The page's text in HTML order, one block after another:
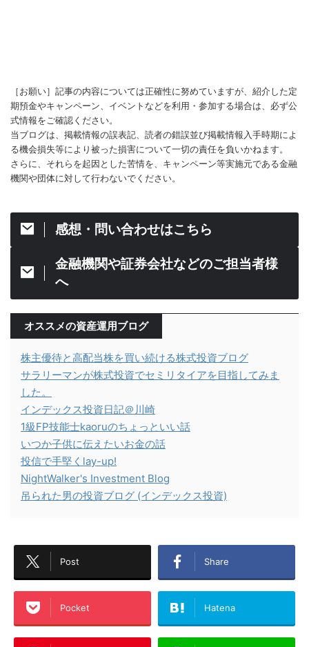
［お願い］記事の内容については正確性に努めていますが、紹介した定
期預金やキャンペーン、イベントなどを利用・参加する場合は、必ず公
式情報をご確認ください。
当ブログは、掲載情報の誤表記、読者の錯誤並び掲載情報入手時期によ
る機会損失等により被った損害について一切の責任を負いかねます。
さらに、それらを起因とした苦情を、キャンペーン等実施元である金融
機関や団体に対して行わないでください。
感想・問い合わせはこちら
金融機関や証券会社などのご担当者様
へ
オススメの資産運用ブログ
株主優待と高配当株を買い続ける株式投資ブログ
サラリーマンが株式投資でセミリタイアを目指してみま
した。
インデックス投資日記＠川崎
1級FP技能士kaoruのちょっといい話
いつか子供に伝えたいお金の話
投信で手堅くlay-up!
NightWalker's Investment Blog
吊られた男の投資ブログ (インデックス投資)
Post Share
Pocket Hatena